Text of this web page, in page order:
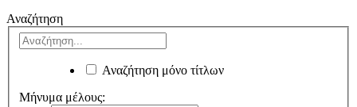
Αναζήτηση
Αναζήτηση μόνο τίτλων
Μήνυμα μέλους: